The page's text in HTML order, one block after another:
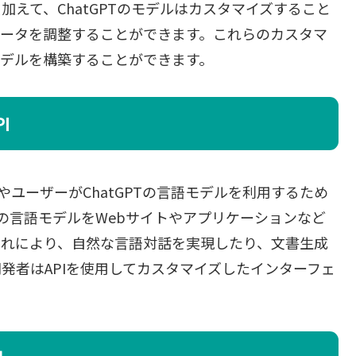
えて、ChatGPTのモデルはカスタマイズすること
タを調整することができます。これらのカスタマ
ルを構築することができます。
ユーザーがChatGPTの言語モデルを利用するため
言語モデルをWebサイトやアプリケーションなど
により、自然な言語対話を実現したり、文書生成
者はAPIを使用してカスタマイズしたインターフェ